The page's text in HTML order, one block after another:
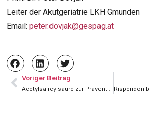
Leiter der Akutgeriatrie LKH Gmunden
Email:peter.dovjak@gespag.at
Voriger Beitrag